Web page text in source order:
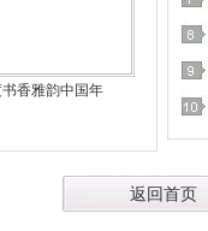
香雅韵中国年
返回首页